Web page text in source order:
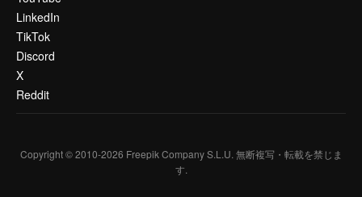
LinkedIn
TikTok
Discord
X
Reddit
Copyright © 2010-2026 Freepik Company S.L.U. 無断複写・転載を禁じま
す.